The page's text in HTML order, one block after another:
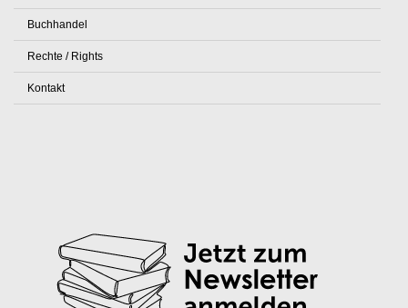
Buchhandel
Rechte / Rights
Kontakt